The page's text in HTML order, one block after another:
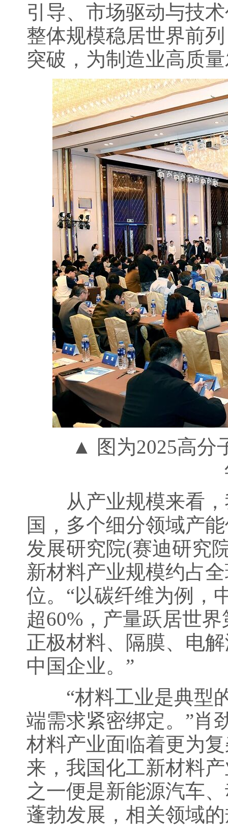
引导、市场驱动与技
整体规模稳居世界前
突破，为制造业高质
▲ 图为2025高分子
从产业规模来看，
国，多个细分领域产
发展研究院(赛迪研究
新材料产业规模约占
位。“以碳纤维为例，
超60%，产量跃居世
正极材料、隔膜、电
中国企业。”
“材料工业是典型的
端需求紧密绑定。”肖
材料产业面临着更为
来，我国化工新材料
之一便是新能源汽车
蓬勃发展，相关领域